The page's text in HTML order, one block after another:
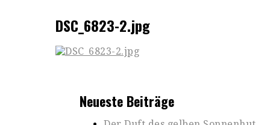
DSC_6823-2.jpg
Neueste Beiträge